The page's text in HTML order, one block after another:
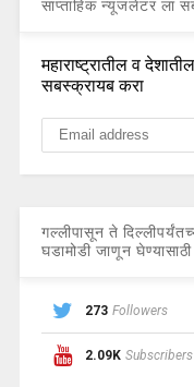
साप्ताहिक न्यूजलेटर ला
महाराष्ट्रातील व
सबस्क्रायब करा
गल्लीपासून ते
घडामोडी जाणून
273 Followers
2.09K Subscribers